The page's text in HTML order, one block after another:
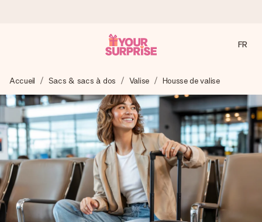
Nous préparons votre cadeau avec attention et l’envoyons
en un éclair – pour que vous puissiez l’offrir au bon moment,
quand cela compte le plus.
4,9 (sur la base de +15 000 avis)
Nos cadeaux sont appréciés. Les clients nous attribuent
une note de 4,9 sur Google Reviews (total de tous les
pays où nous sommes présents).
FR
Accueil Sacs & sacs à dos Valise Housse de valise